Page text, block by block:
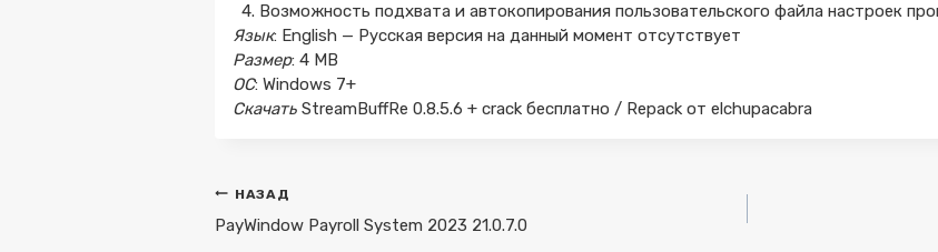
4. Возможность подхвата и автокопирования пользовательского файла настроек
Язык: English — Русская версия на данный момент отсутствует
Размер: 4 MB
ОС: Windows 7+
СкачатьStreamBuffRe 0.8.5.6 + crack бесплатно / Repack от elchupacabra
Навигация
по
НАЗАД
PayWindow Payroll System 2023 21.0.7.0